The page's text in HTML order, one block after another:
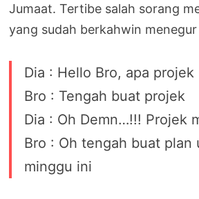
Jumaat. Tertibe salah sorang
yang sudah berkahwin
Dia : Hello Bro, apa projek
Bro : Tengah buat projek
Dia : Oh Demn…!!! Projek
Bro : Oh tengah buat plan
minggu ini